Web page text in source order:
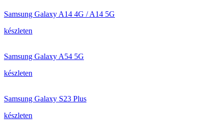
Samsung Galaxy A14 4G / A14 5G
készleten
Samsung Galaxy A54 5G
készleten
Samsung Galaxy S23 Plus
készleten